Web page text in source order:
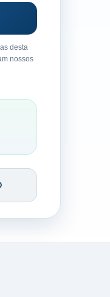
desta
nossos